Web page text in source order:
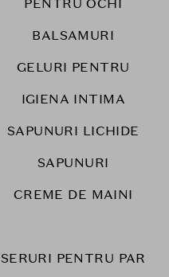
PENTRU OCHI
BALSAMURI
GELURI PENTRU
IGIENA INTIMA
SAPUNURI LICHIDE
SAPUNURI
CREME DE MAINI
SERURI PENTRU PAR